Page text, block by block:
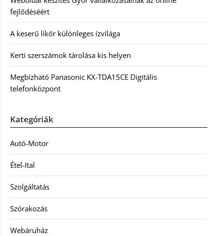
fejlődéséért
A keserű likőr különleges ízvilága
Kerti szerszámok tárolása kis helyen
Megbízható Panasonic KX-TDA15CE Digitális
telefonközpont
Kategóriák
Autó-Motor
Étel-Ital
Szolgáltatás
Szórakozás
Webáruház